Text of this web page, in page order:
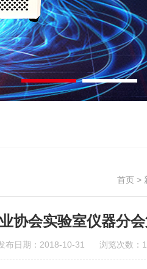
首页 >
协会实验室仪器分
布日期：2018-10-31 浏览次数：